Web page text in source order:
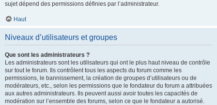
sujet dépend des permissions définies par l’administrateur.
Haut
Niveaux d’utilisateurs et groupes
Que sont les administrateurs ?
Les administrateurs sont les utilisateurs qui ont le plus haut niveau de contrôle
sur tout le forum. Ils contrôlent tous les aspects du forum comme les
permissions, le bannissement, la création de groupes d’utilisateurs ou de
modérateurs, etc., selon les permissions que le fondateur du forum a attribuées
aux autres administrateurs. Ils peuvent aussi avoir toutes les capacités de
modération sur l’ensemble des forums, selon ce que le fondateur a autorisé.